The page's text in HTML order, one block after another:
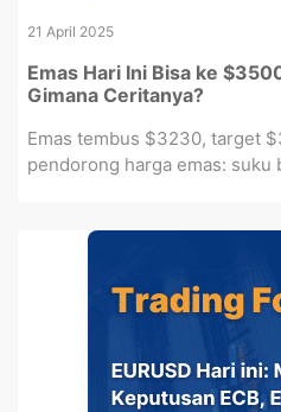
21 April 2025
Emas Hari Ini Bisa ke
Gimana Ceritanya?
Emas tembus $3230, target
pendorong harga emas: suku